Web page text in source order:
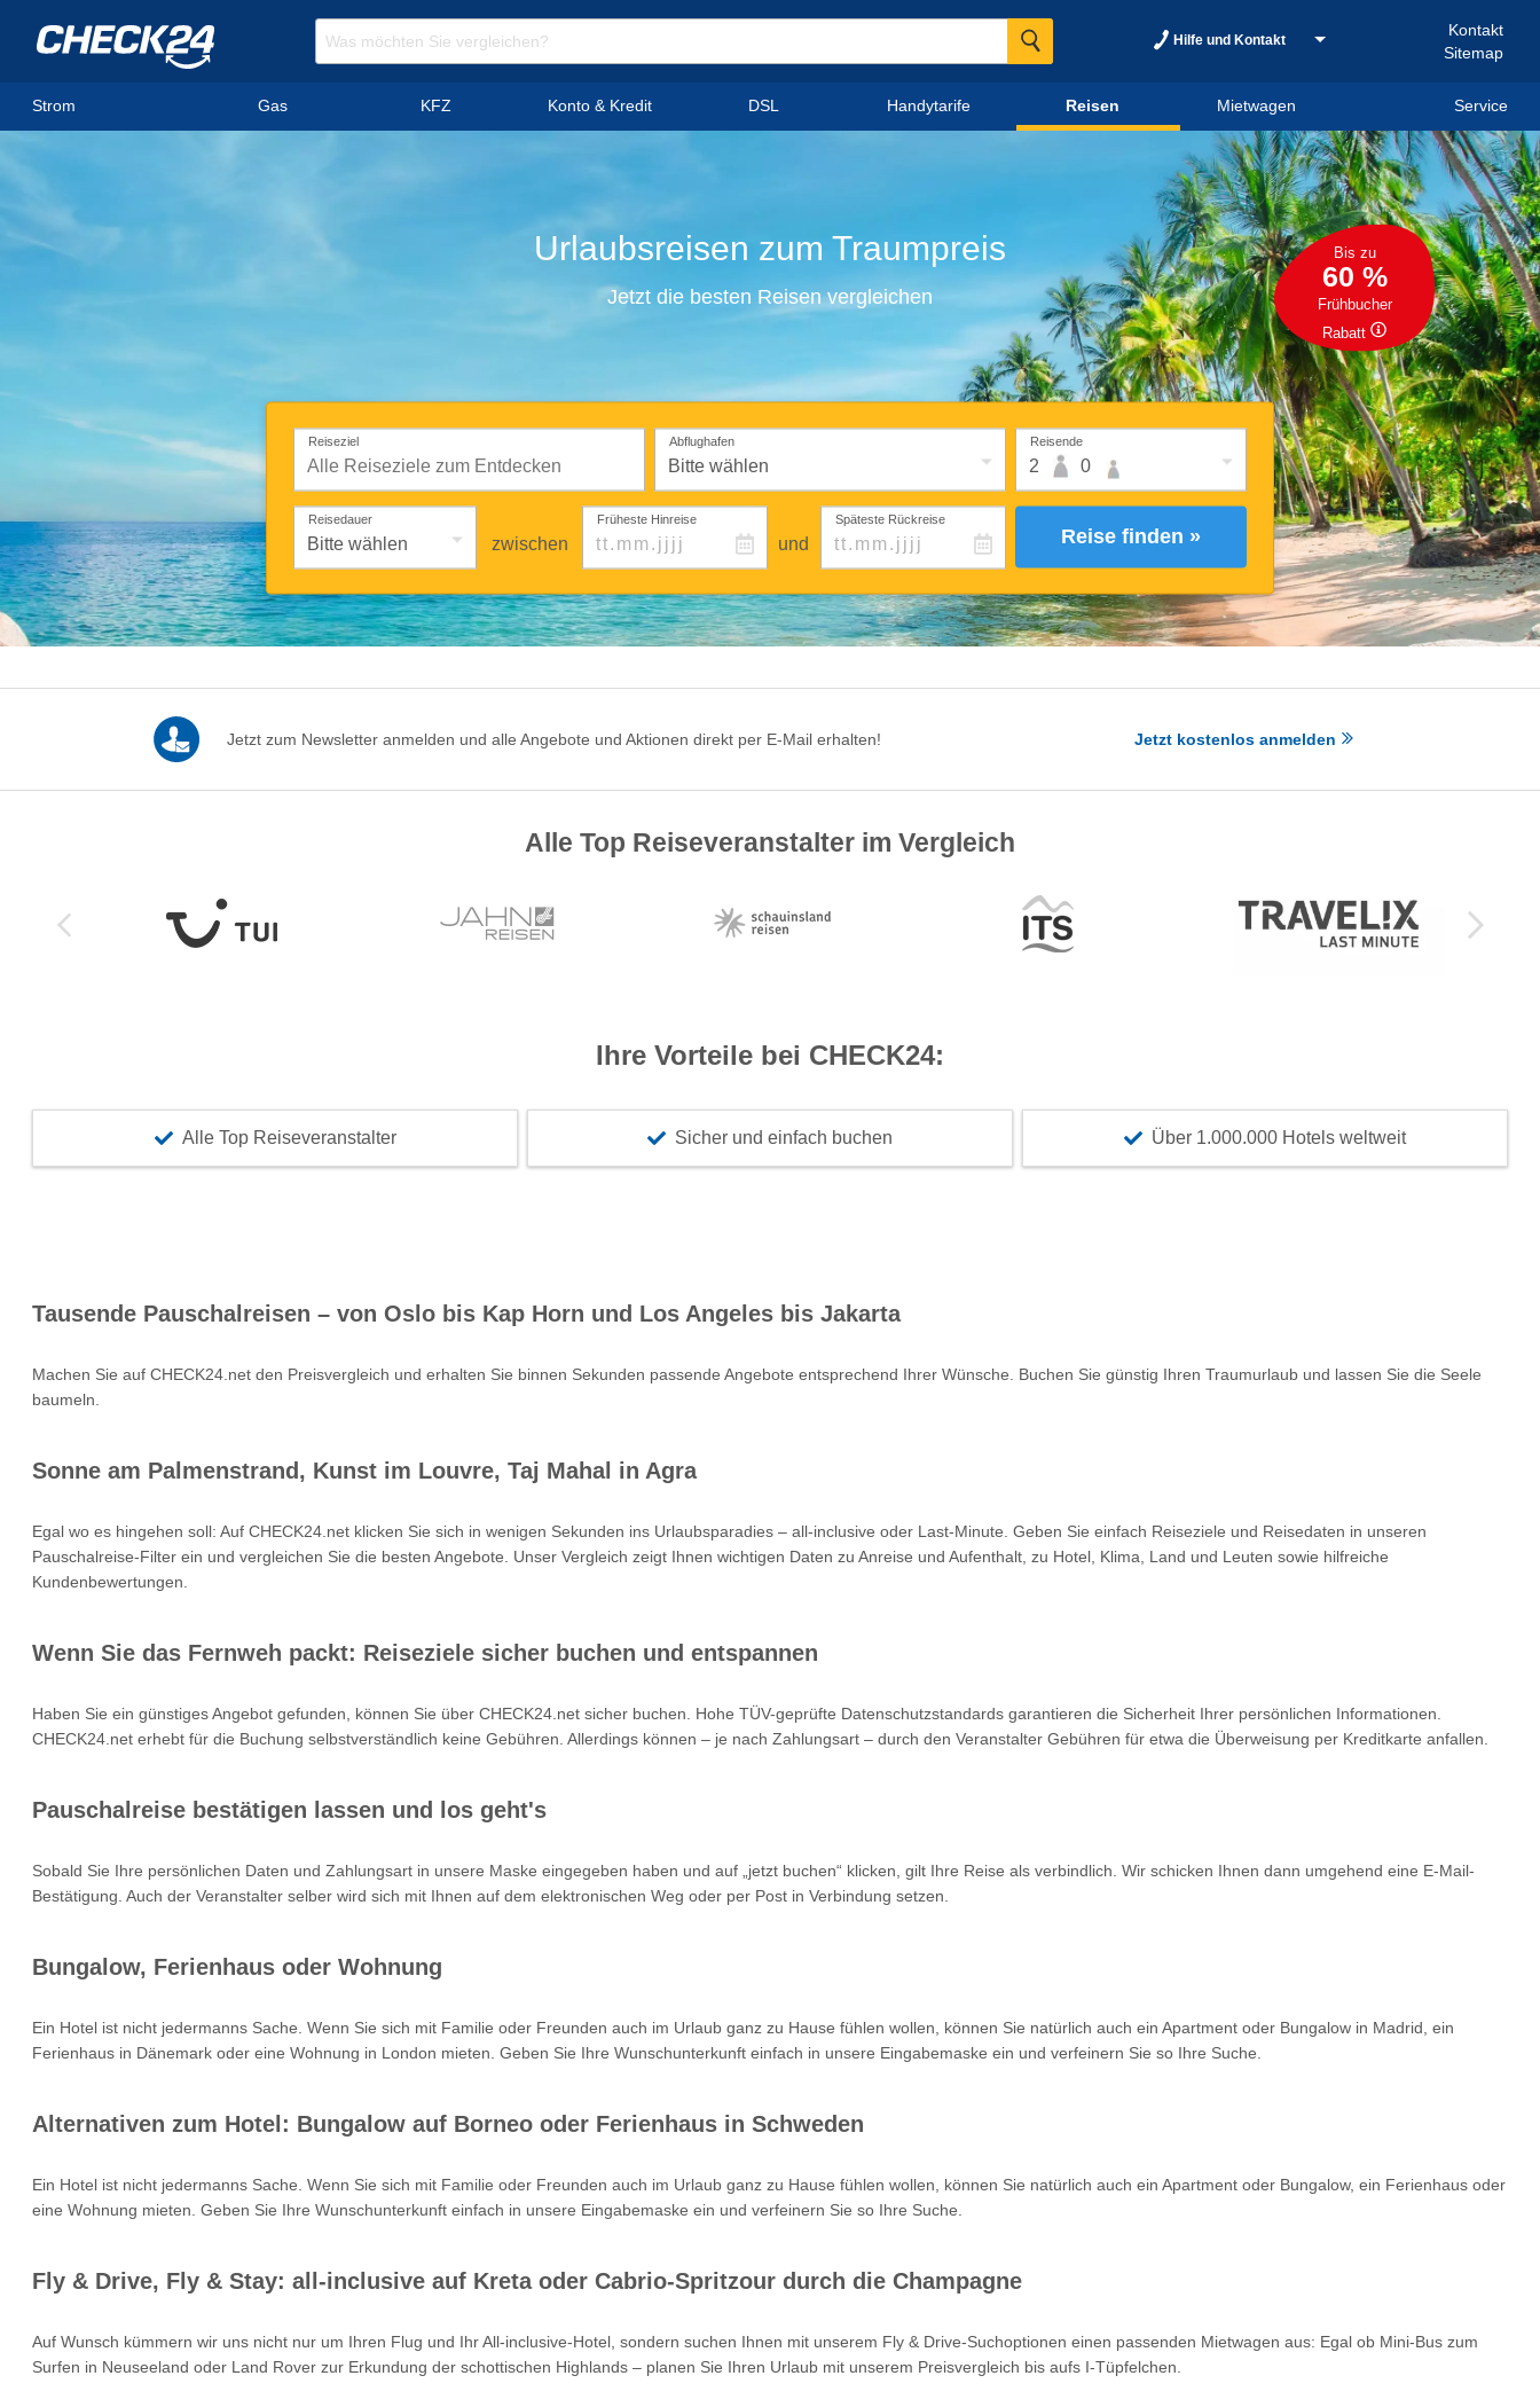
Hilfe und Kontakt
Kontakt
Sitemap
Strom Gas KFZ Konto & Kredit DSL Handytarife Reisen Mietwagen Service
Urlaubsreisen zum Traumpreis
Jetzt die besten Reisen vergleichen
Bis zu
60 %
Frühbucher
Rabatt
Reiseziel Abflughafen Reisende
Reisedauer
zwischen
Früheste Hinreise
und
Späteste Rückreise
Reise finden »
Jetzt zum Newsletter anmelden und alle Angebote und Aktionen direkt per E-Mail erhalten! Jetzt kostenlos anmelden
Alle Top Reiseveranstalter im Vergleich
Ihre Vorteile bei CHECK24:
Alle Top Reiseveranstalter Sicher und einfach buchen Über 1.000.000 Hotels weltweit
Tausende Pauschalreisen – von Oslo bis Kap Horn und Los Angeles bis Jakarta
Machen Sie auf CHECK24.net den Preisvergleich und erhalten Sie binnen Sekunden passende Angebote entsprechend Ihrer Wünsche. Buchen Sie günstig Ihren Traumurlaub und lassen Sie die Seele
baumeln.
Sonne am Palmenstrand, Kunst im Louvre, Taj Mahal in Agra
Egal wo es hingehen soll: Auf CHECK24.net klicken Sie sich in wenigen Sekunden ins Urlaubsparadies – all-inclusive oder Last-Minute. Geben Sie einfach Reiseziele und Reisedaten in unseren
Pauschalreise-Filter ein und vergleichen Sie die besten Angebote. Unser Vergleich zeigt Ihnen wichtigen Daten zu Anreise und Aufenthalt, zu Hotel, Klima, Land und Leuten sowie hilfreiche
Kundenbewertungen.
Wenn Sie das Fernweh packt: Reiseziele sicher buchen und entspannen
Haben Sie ein günstiges Angebot gefunden, können Sie über CHECK24.net sicher buchen. Hohe TÜV-geprüfte Datenschutzstandards garantieren die Sicherheit Ihrer persönlichen Informationen.
CHECK24.net erhebt für die Buchung selbstverständlich keine Gebühren. Allerdings können – je nach Zahlungsart – durch den Veranstalter Gebühren für etwa die Überweisung per Kreditkarte anfallen.
Pauschalreise bestätigen lassen und los geht's
Sobald Sie Ihre persönlichen Daten und Zahlungsart in unsere Maske eingegeben haben und auf „jetzt buchen“ klicken, gilt Ihre Reise als verbindlich. Wir schicken Ihnen dann umgehend eine E-Mail-
Bestätigung. Auch der Veranstalter selber wird sich mit Ihnen auf dem elektronischen Weg oder per Post in Verbindung setzen.
Bungalow, Ferienhaus oder Wohnung
Ein Hotel ist nicht jedermanns Sache. Wenn Sie sich mit Familie oder Freunden auch im Urlaub ganz zu Hause fühlen wollen, können Sie natürlich auch ein Apartment oder Bungalow in Madrid, ein
Ferienhaus in Dänemark oder eine Wohnung in London mieten. Geben Sie Ihre Wunschunterkunft einfach in unsere Eingabemaske ein und verfeinern Sie so Ihre Suche.
Alternativen zum Hotel: Bungalow auf Borneo oder Ferienhaus in Schweden
Ein Hotel ist nicht jedermanns Sache. Wenn Sie sich mit Familie oder Freunden auch im Urlaub ganz zu Hause fühlen wollen, können Sie natürlich auch ein Apartment oder Bungalow, ein Ferienhaus oder
eine Wohnung mieten. Geben Sie Ihre Wunschunterkunft einfach in unsere Eingabemaske ein und verfeinern Sie so Ihre Suche.
Fly & Drive, Fly & Stay: all-inclusive auf Kreta oder Cabrio-Spritzour durch die Champagne
Auf Wunsch kümmern wir uns nicht nur um Ihren Flug und Ihr All-inclusive-Hotel, sondern suchen Ihnen mit unserem Fly & Drive-Suchoptionen einen passenden Mietwagen aus: Egal ob Mini-Bus zum
Surfen in Neuseeland oder Land Rover zur Erkundung der schottischen Highlands – planen Sie Ihren Urlaub mit unserem Preisvergleich bis aufs I-Tüpfelchen.